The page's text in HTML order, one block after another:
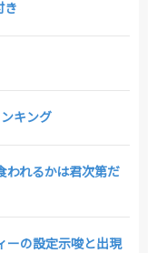
き
キング
われるかは君次第だ
ーの設定示唆と出現